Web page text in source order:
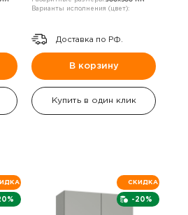
Варианты исполнения (цвет):
Доставка по РФ.
В корзину
Купить в один клик
-20%
СКИДКА